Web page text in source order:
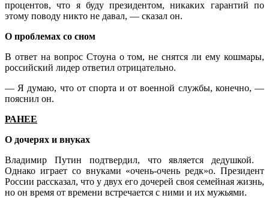
процентов, что я буду президентом, никаких гарантий по
этому поводу никто не давал, — сказал он.
О проблемах со сном
В ответ на вопрос Стоуна о том, не снятся ли ему кошмары,
российский лидер ответил отрицательно.
— Я думаю, что от спорта и от военной службы, конечно, —
пояснил он.
РАНЕЕ
О дочерях и внуках
Владимир Путин подтвердил, что является дедушкой.
Однако играет со внуками «очень-очень редк»о. Президент
России рассказал, что у двух его дочерей своя семейная жизнь,
но он время от времени встречается с ними и их мужьями.